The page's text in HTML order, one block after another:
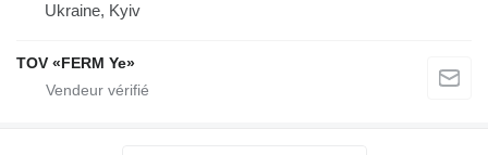
Ukraine, Kyiv
TOV «FERM Ye»